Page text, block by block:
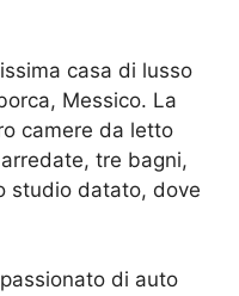
casa di lusso
Messico. La
camere da letto
tre bagni,
studio datato, dove
di auto